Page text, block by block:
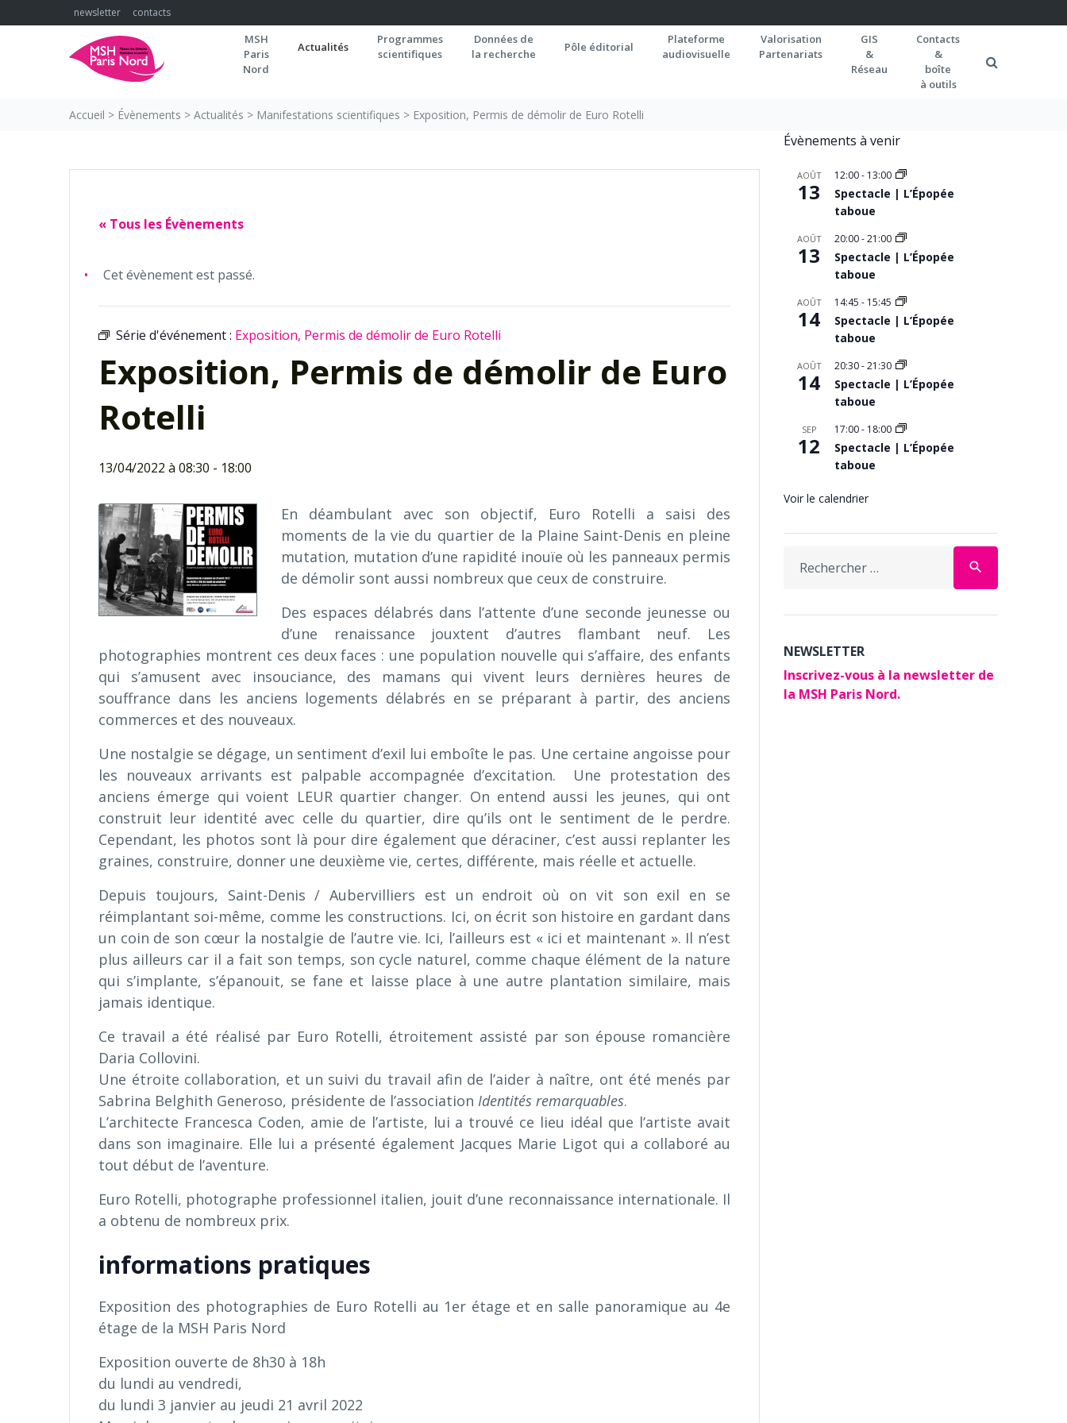
to
newsletter contacts
MSH
Paris
Nord
Actualités
Programmes
scientifiques
Données de
la recherche
Pôle éditorial
Plateforme
audiovisuelle
Valorisation
Partenariats
GIS
&
Réseau
Contacts
&
boîte
à outils
Accueil > Évènements > Actualités > Manifestations scientifiques > Exposition, Permis de démolir de Euro Rotelli
« Tous les Évènements
Cet évènement est passé.
Série d'événement : Exposition, Permis de démolir de Euro Rotelli
Exposition, Permis de démolir de Euro
Rotelli
13/04/2022 à 08:30 - 18:00
En déambulant avec son objectif, Euro Rotelli a saisi des
moments de la vie du quartier de la Plaine Saint-Denis en pleine
mutation, mutation d’une rapidité inouïe où les panneaux permis
de démolir sont aussi nombreux que ceux de construire.
Des espaces délabrés dans l’attente d’une seconde jeunesse ou
d’une renaissance jouxtent d’autres flambant neuf. Les
photographies montrent ces deux faces : une population nouvelle qui s’affaire, des enfants
qui s’amusent avec insouciance, des mamans qui vivent leurs dernières heures de
souffrance dans les anciens logements délabrés en se préparant à partir, des anciens
commerces et des nouveaux.
Une nostalgie se dégage, un sentiment d’exil lui emboîte le pas. Une certaine angoisse pour
les nouveaux arrivants est palpable accompagnée d’excitation. Une protestation des
anciens émerge qui voient LEUR quartier changer. On entend aussi les jeunes, qui ont
construit leur identité avec celle du quartier, dire qu’ils ont le sentiment de le perdre.
Cependant, les photos sont là pour dire également que déraciner, c’est aussi replanter les
graines, construire, donner une deuxième vie, certes, différente, mais réelle et actuelle.
Depuis toujours, Saint-Denis / Aubervilliers est un endroit où on vit son exil en se
réimplantant soi-même, comme les constructions. Ici, on écrit son histoire en gardant dans
un coin de son cœur la nostalgie de l’autre vie. Ici, l’ailleurs est « ici et maintenant ». Il n’est
plus ailleurs car il a fait son temps, son cycle naturel, comme chaque élément de la nature
qui s’implante, s’épanouit, se fane et laisse place à une autre plantation similaire, mais
jamais identique.
Ce travail a été réalisé par Euro Rotelli, étroitement assisté par son épouse romancière
Daria Collovini.
Une étroite collaboration, et un suivi du travail afin de l’aider à naître, ont été menés par
Sabrina Belghith Generoso, présidente de l’association Identités remarquables.
L’architecte Francesca Coden, amie de l’artiste, lui a trouvé ce lieu idéal que l’artiste avait
dans son imaginaire. Elle lui a présenté également Jacques Marie Ligot qui a collaboré au
tout début de l’aventure.
Euro Rotelli, photographe professionnel italien, jouit d’une reconnaissance internationale. Il
a obtenu de nombreux prix.
informations pratiques
Exposition des photographies de Euro Rotelli au 1er étage et en salle panoramique au 4e
étage de la MSH Paris Nord
Exposition ouverte de 8h30 à 18h
du lundi au vendredi,
du lundi 3 janvier au jeudi 21 avril 2022
Évènements à venir
AOÛT
13
12:00- 13:00
Spectacle | L’Épopée
taboue
AOÛT
13
20:00-21:00
Spectacle | L’Épopée
taboue
AOÛT
14
14:45 - 15:45
Spectacle | L’Épopée
taboue
AOÛT
14
20:30-21:30
Spectacle | L’Épopée
taboue
SEP
12
17:00- 18:00
Spectacle | L’Épopée
taboue
Voir le calendrier
for:
search
NEWSLETTER
Inscrivez-vous à la newsletter de
la MSH Paris Nord.